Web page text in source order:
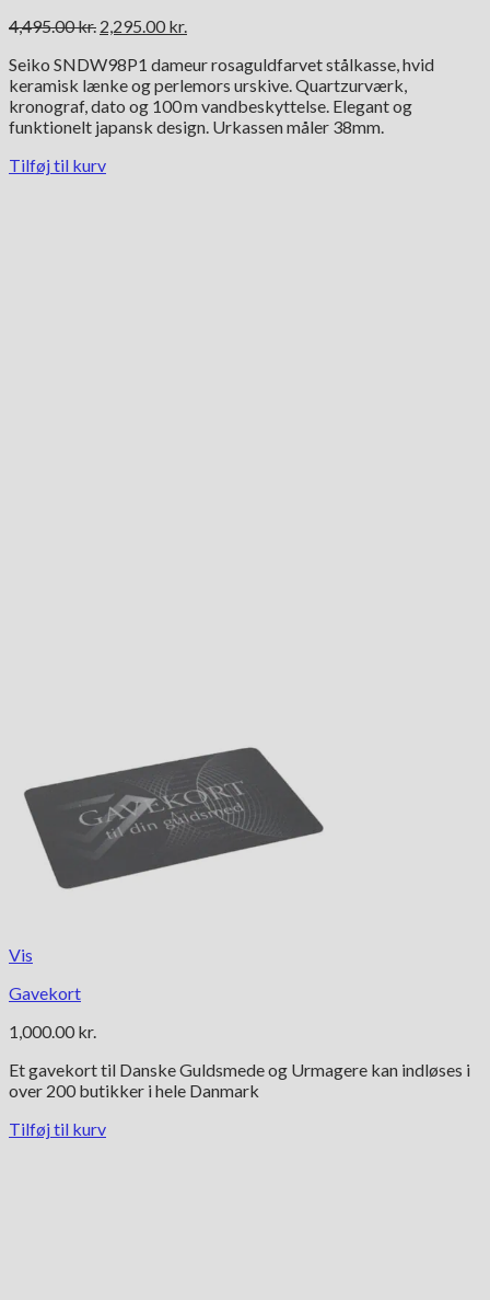
4,495.00kr. Den
pris
var:
4,495.00 kr..
2,295.00 kr.
pris
er:
2,295.00 kr..
Seiko SNDW98P1 dameur rosaguldfarvet stålkasse, hvid
keramisk lænke og perlemors urskive. Quartzurværk,
kronograf, dato og 100 m vandbeskyttelse. Elegant og
funktionelt japansk design. Urkassen måler 38mm.
Tilføj til kurv
Vis
Gavekort
1,000.00 kr.
Et gavekort til Danske Guldsmede og Urmagere kan indløses i
over 200 butikker i hele Danmark
Tilføj til kurv